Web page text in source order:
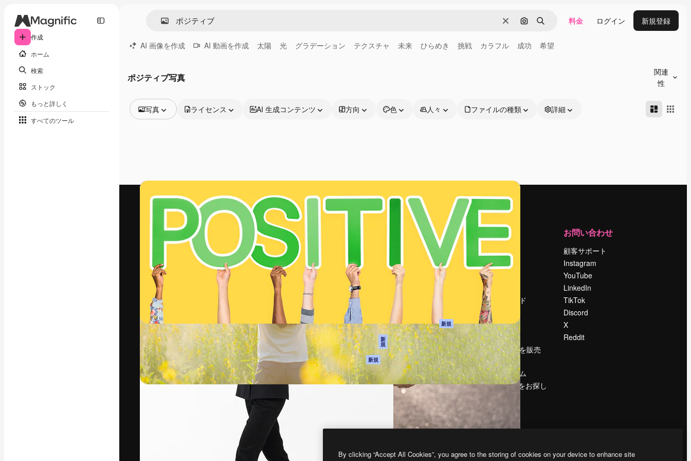
作成
ホーム
検索
ストック
もっと詳しく
すべてのツール
消去 画像で検索
検索 料金 ログイン 新規登録
AI 画像を作成 AI 動画を作成 太陽 光 グラデーション テクスチャ 未来 ひらめき 挑戦 カラフル 成功 希望
ポジティブ写真
関連
性
写真
動画
映像素材
モーショングラフィックス
動画テンプレート
3D モデル
ライセンス AI 生成コンテンツ 方向 色 人々 ファイルの種類 詳細
最高のクリエイティブ制作を導くためのプラ
ットフォーム。クリエイター、企業、代理
店、スタジオを含む100万人以上が利用して
AI アシスタント
AI 画像生成ツール
AI 動画生成ツール
AI 音声合成ツール
ストックコンテン
ツ
Claude/ChatGPT
向けMCP
新
規
エージェント 新規
API
モバイルアプリ
はじめに
Academy
ドキュメント
サポート
プライバシーポリ
オリジナル 新規
クッキーポリシー
トラストセンター
アフィリエイト
法人向け
料金
会社概要
Reviews
採用情報
検索トレンド
ブログ
イベント
Slidesgo
コンテンツを販売
する
プレスルーム
magnific.aiをお探し
お問い合わせ
顧客サポート
Instagram
YouTube
LinkedIn
TikTok
Discord
X
Reddit
2026 Freepik Company S.L.U.
By clicking “Accept All Cookies”, you agree to the storing of cookies on your device to enhance site